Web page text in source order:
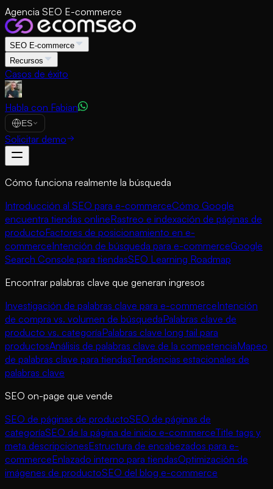
Agencia SEO E-commerce
SEO E-commerce
Recursos
Casos de éxito
Habla con Fabian
ES
Solicitar demo
Cómo funciona realmente la búsqueda
Introducción al SEO para e-commerceCómo Google
encuentra tiendas onlineRastreo e indexación de páginas de
productoFactores de posicionamiento en e-
commerceIntención de búsqueda para e-commerceGoogle
Search Console para tiendasSEO Learning Roadmap
Encontrar palabras clave que generan ingresos
Investigación de palabras clave para e-commerceIntención
de compra vs. volumen de búsquedaPalabras clave de
producto vs. categoríaPalabras clave long tail para
productosAnálisis de palabras clave de la competenciaMapeo
de palabras clave para tiendasTendencias estacionales de
palabras clave
SEO on-page que vende
SEO de páginas de productoSEO de páginas de
categoríaSEO de la página de inicio e-commerceTitle tags y
meta descripcionesEstructura de encabezados para e-
commerceEnlazado interno para tiendasOptimización de
imágenes de productoSEO del blog e-commerce